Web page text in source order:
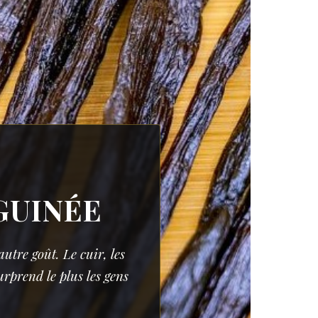
goût. Le cuir, les
le plus les gens